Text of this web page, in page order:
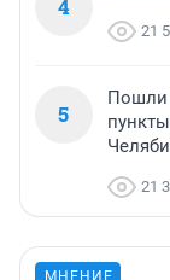
4
21
5
Пошли
21